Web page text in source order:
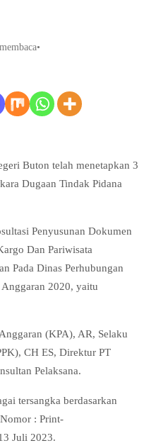
•
Buton telah menetapkan 3
Dugaan Tindak Pidana
Penyusunan Dokumen
Dan Pariwisata
Pada Dinas Perhubungan
2020, yaitu
(KPA), AR, Selaku
CH ES, Direktur PT
Pelaksana.
tersangka berdasarkan
Nomor : Print-
Juli 2023.